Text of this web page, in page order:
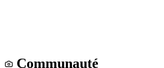
Communauté